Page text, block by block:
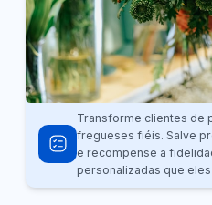
Transforme clientes de
fregueses fiéis. Salve
e recompense a
personalizadas que